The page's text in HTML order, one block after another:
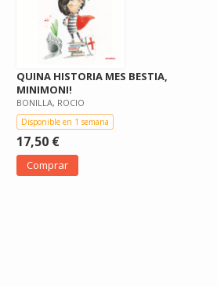
QUINA HISTORIA MES BESTIA,
MINIMONI!
BONILLA, ROCIO
Disponible en 1 semana
17,50 €
Comprar